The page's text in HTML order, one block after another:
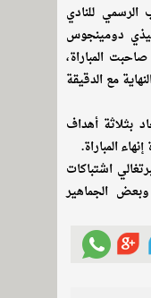
الرسمي للنادي
دومينجوس
المباراة،
مع الدقيقة
بثلاثة أهداف
المباراة.
اشتباكات
الجماهير